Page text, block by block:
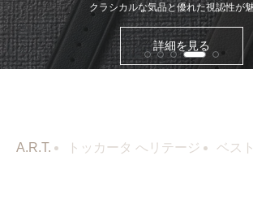
クラシカルな気品と優れた視認性が
詳細を見る
A.R.T. トッカータ へリテージ ベス